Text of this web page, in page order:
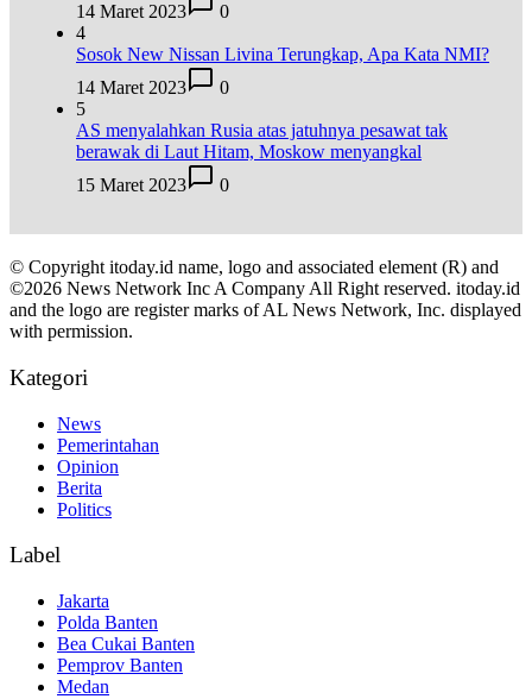
14 Maret 2023
0
4
Sosok New Nissan Livina Terungkap, Apa Kata NMI?
14 Maret 2023
0
5
AS menyalahkan Rusia atas jatuhnya pesawat tak
berawak di Laut Hitam, Moskow menyangkal
15 Maret 2023
0
© Copyright itoday.id name, logo and associated element (R) and
©2026 News Network Inc A Company All Right reserved. itoday.id
and the logo are register marks of AL News Network, Inc. displayed
with permission.
Kategori
News
Pemerintahan
Opinion
Berita
Politics
Label
Jakarta
Polda Banten
Bea Cukai Banten
Pemprov Banten
Medan